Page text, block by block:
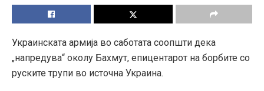
Украинската армија во саботата соопшти дека
„напредува“ околу Бахмут, епицентарот на борбите со
руските трупи во источна Украина.